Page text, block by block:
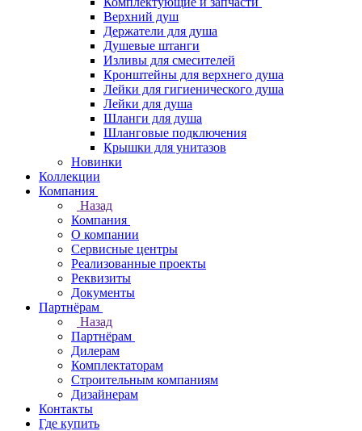
Верхний душ
Держатели для душа
Душевые штанги
Изливы для смесителей
Кронштейны для верхнего душа
Лейки для гигиенического душа
Лейки для душа
Шланги для душа
Шланговые подключения
Крышки для унитазов
Новинки
Коллекции
Компания
Назад
Компания
О компании
Сервисные центры
Реализованные проекты
Реквизиты
Документы
Партнёрам
Назад
Партнёрам
Дилерам
Комплектаторам
Строительным компаниям
Дизайнерам
Контакты
Где купить